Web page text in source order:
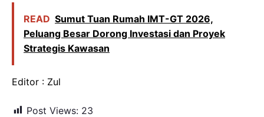
READ Sumut Tuan Rumah IMT-GT 2026,
Peluang Besar Dorong Investasi dan Proyek
Strategis Kawasan
Editor : Zul
Post Views: 23